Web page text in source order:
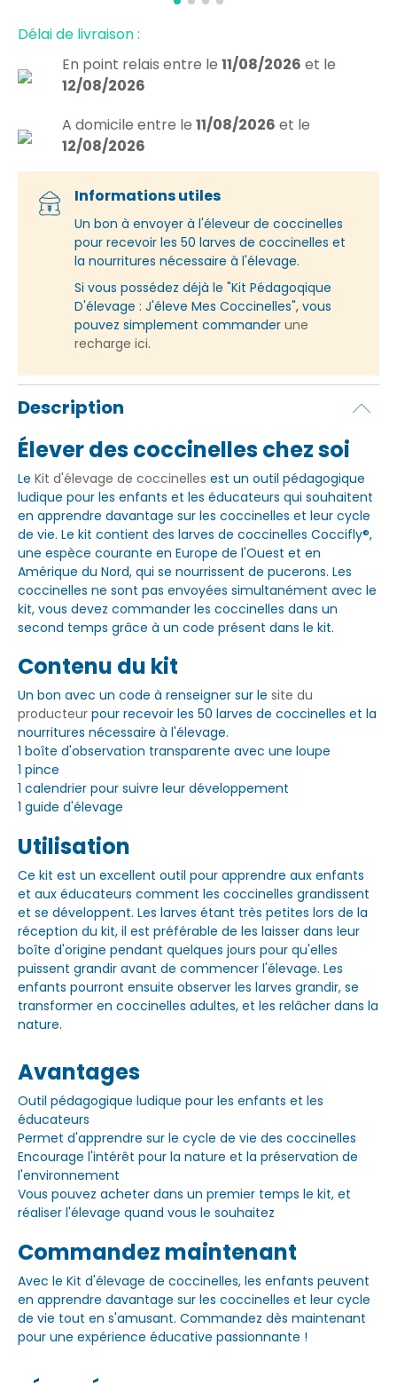
Délai de livraison :
En point relais entre le 11/08/2026 et le
12/08/2026
A domicile entre le 11/08/2026 et le
12/08/2026
Informations utiles
Un bon à envoyer à l'éleveur de coccinelles
pour recevoir les 50 larves de coccinelles et
la nourritures nécessaire à l'élevage.
Si vous possédez déjà le "Kit Pédagoqique
D'élevage : J'éleve Mes Coccinelles", vous
pouvez simplement commander une
recharge ici.
Description
Élever des coccinelles chez soi
Le Kit d'élevage de coccinelles est un outil pédagogique
ludique pour les enfants et les éducateurs qui souhaitent
en apprendre davantage sur les coccinelles et leur cycle
de vie. Le kit contient des larves de coccinelles Coccifly®,
une espèce courante en Europe de l'Ouest et en
Amérique du Nord, qui se nourrissent de pucerons. Les
coccinelles ne sont pas envoyées simultanément avec le
kit, vous devez commander les coccinelles dans un
second temps grâce à un code présent dans le kit.
Contenu du kit
Un bon avec un code à renseigner sur le site du
producteur pour recevoir les 50 larves de coccinelles et la
nourritures nécessaire à l'élevage.
1 boîte d'observation transparente avec une loupe
1 pince
1 calendrier pour suivre leur développement
1 guide d'élevage
Utilisation
Ce kit est un excellent outil pour apprendre aux enfants
et aux éducateurs comment les coccinelles grandissent
et se développent. Les larves étant très petites lors de la
réception du kit, il est préférable de les laisser dans leur
boîte d'origine pendant quelques jours pour qu'elles
puissent grandir avant de commencer l'élevage. Les
enfants pourront ensuite observer les larves grandir, se
transformer en coccinelles adultes, et les relâcher dans la
nature.
Avantages
Outil pédagogique ludique pour les enfants et les
éducateurs
Permet d'apprendre sur le cycle de vie des coccinelles
Encourage l'intérêt pour la nature et la préservation de
l'environnement
Vous pouvez acheter dans un premier temps le kit, et
réaliser l'élevage quand vous le souhaitez
Commandez maintenant
Avec le Kit d'élevage de coccinelles, les enfants peuvent
en apprendre davantage sur les coccinelles et leur cycle
de vie tout en s'amusant. Commandez dès maintenant
pour une expérience éducative passionnante !